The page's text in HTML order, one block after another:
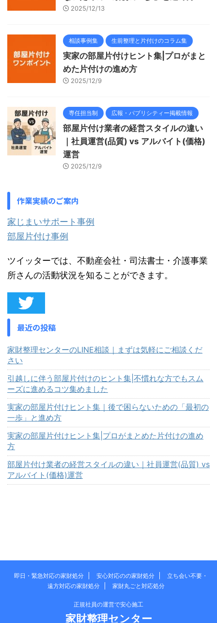
2025/12/13
相談事例集 生前整理と片付けのコラム集
実家の部屋片付けヒント集|プロがまと
めた片付けの進め方
2025/12/9
専任担当制 広報・パブリシティー掲載情報
部屋片付け業者の経営スタイルの違い
｜社員運営(品質) vs アルバイト(価格)
運営
2025/12/9
作業実績のご案内
家じまいサポート事例
部屋片付け事例
ツイッターでは、不動産会社・司法書士・介護事業
所さんの活動状況を知ることができます。
最近の投稿
家財整理センターのLINE相談｜まずは気軽にご相談くだ
さい
引越しに伴う部屋片付けのヒント集|不慣れな方でもスム
ーズに進めるコツ集めました
実家の部屋片付けヒント集｜後で困らないための「最初の
一歩」と進め方
実家の部屋片付けヒント集|プロがまとめた片付けの進め
方
部屋片付け業者の経営スタイルの違い｜社員運営(品質) vs
アルバイト(価格)運営
即日・緊急対応の家財処分 安心対応のの家財処分
立ち会い不要・
遠方対応の家財処分
家財丸ごと対応処分
正規社員の運営で安心施工
家財整理センター